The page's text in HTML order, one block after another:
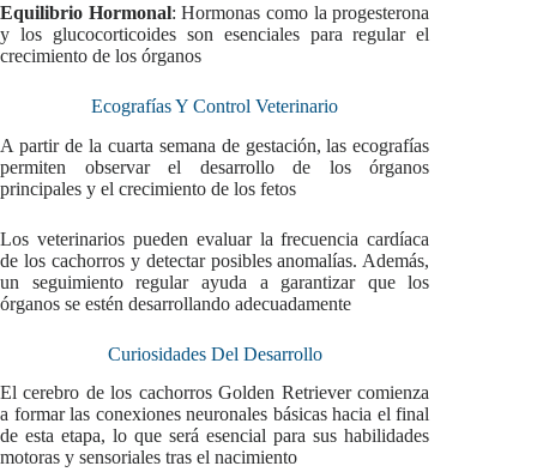
Equilibrio Hormonal: Hormonas como la progesterona
y los glucocorticoides son esenciales para regular el
crecimiento de los órganos
Ecografías Y Control Veterinario
A partir de la cuarta semana de gestación, las ecografías
permiten observar el desarrollo de los órganos
principales y el crecimiento de los fetos
Los veterinarios pueden evaluar la frecuencia cardíaca
de los cachorros y detectar posibles anomalías. Además,
un seguimiento regular ayuda a garantizar que los
órganos se estén desarrollando adecuadamente
Curiosidades Del Desarrollo
El cerebro de los cachorros Golden Retriever comienza
a formar las conexiones neuronales básicas hacia el final
de esta etapa, lo que será esencial para sus habilidades
motoras y sensoriales tras el nacimiento